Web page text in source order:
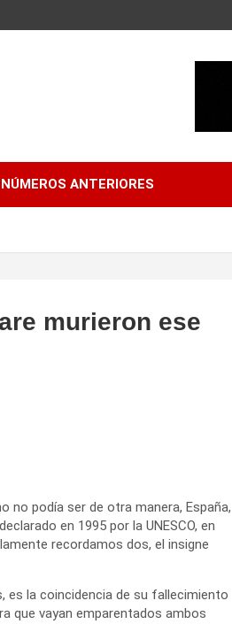
NÚMEROS ANTERIORES
murieron ese
no podía ser de otra manera, España,
en 1995 por la UNESCO, en
recordamos dos, el insigne
es la coincidencia de su fallecimiento
que vayan emparentados ambos